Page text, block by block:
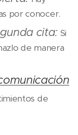
por conocer.
cita: Si
de manera
de